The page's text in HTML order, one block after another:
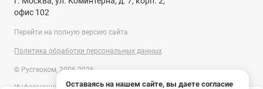
Оставаясь на нашем сайте, вы даете согласие
офис 102
Перейти на полную версию сайта
Политика обработки персональных данных
© Русгеоком, 2006-2026
Информация на сайте носит справочный характер и не является